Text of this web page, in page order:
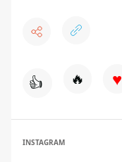
👍 🔥 ♥
INSTAGRAM